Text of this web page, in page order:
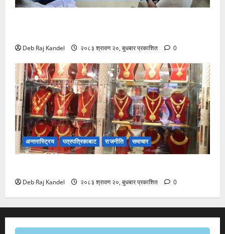
Deb Raj Kandel २०८३ श्रावण २०, बुधबार प्रकाशित 0
अन्तरास्ट्रिय पत्रपत्रिकाबाट राजनीति समाचार
Deb Raj Kandel २०८३ श्रावण २०, बुधबार प्रकाशित 0